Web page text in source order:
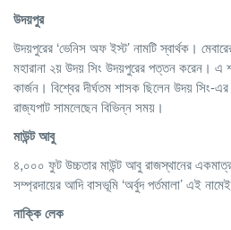
উদয়পুর
উদয়পুরের ‘ভেনিস অফ ইস্ট’ নামটি স্বার্থক।
মহারানা ২য় উদয় সিং উদয়পুরের পত্তন করেন। এ
কার্জন। বিশ্বের দীর্ঘতম শাসক ছিলেন উদয় সিং-
রাজ্যপাট সামলেছেন বিভিন্ন সময়।
মাউন্টআবু
৪,০০০ ফুট উচ্চতার মাউন্ট আবু রাজস্থানের
সম্প্রদায়ের আদি বাসভূমি ‘অর্বুদ পর্তমালা’ এই
নাক্কি লেক